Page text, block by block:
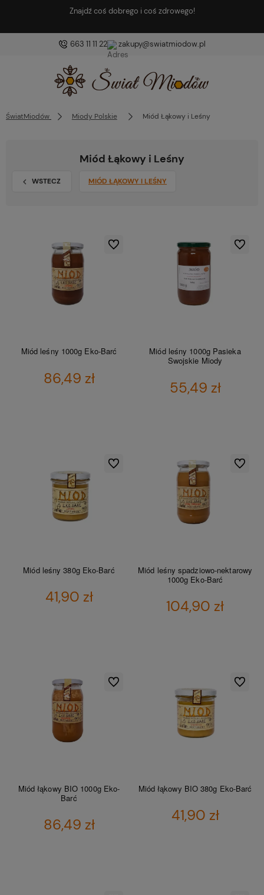
Znajdź coś dobrego i coś zdrowego!
663 11 11 22 zakupy@swiatmiodow.pl
ŚwiatMiodów Miody Polskie Miód Łąkowy i Leśny
Miód Łąkowy i Leśny
WSTECZ MIÓD ŁĄKOWY I LEŚNY
Miód leśny 1000g Eko-Barć
86,49 zł
Do ulubionych
Miód leśny 1000g Pasieka
Swojskie Miody
55,49 zł
Do
Miód leśny 380g Eko-Barć
41,90 zł
Do ulubionych
Miód leśny spadziowo-nektarowy
1000g Eko-Barć
104,90 zł
Do
Miód łąkowy BIO 1000g Eko-
Barć
86,49 zł
Do ulubionych
Miód łąkowy BIO 380g Eko-Barć
41,90 zł
Do